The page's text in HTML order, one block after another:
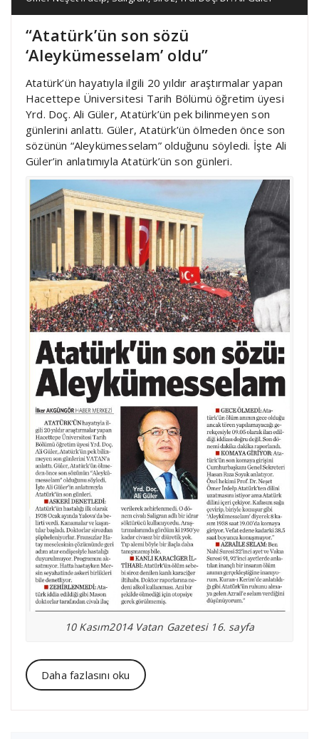
“Atatürk’ün son sözü
‘Aleykümesselam’ oldu”
Atatürk’ün hayatıyla ilgili 20 yıldır araştırmalar yapan
Hacettepe Üniversitesi Tarih Bölümü öğretim üyesi
Yrd. Doç. Ali Güler, Atatürk’ün pek bilinmeyen son
günlerini anlattı. Güler, Atatürk’ün ölmeden önce son
sözünün “Aleykümesselam” olduğunu söyledi. İşte Ali
Güler’in anlatımıyla Atatürk’ün son günleri.
10 Kasım2014 Vatan Gazetesi 16. sayfa
Daha fazlasını oku